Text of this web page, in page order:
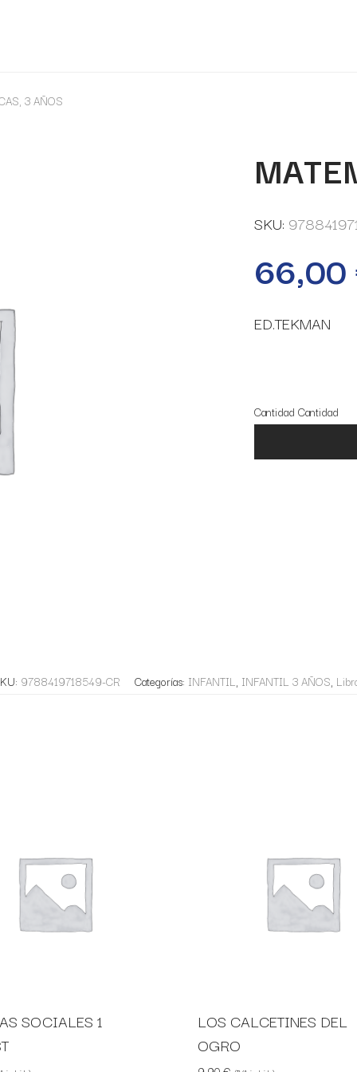
3 AÑOS
SKU:
66,00
ED.TEKMAN
Cantidad Cantidad
9788419718549-CR Categorías: INFANTIL, INFANTIL 3 AÑOS,
SOCIALES 1
LOS CALCETINES DEL
OGRO